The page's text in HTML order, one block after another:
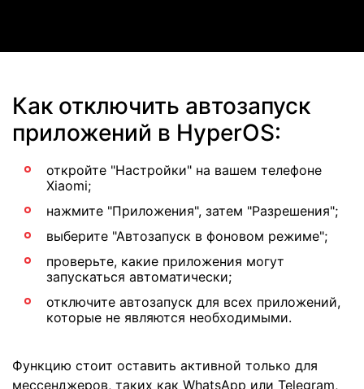
Как отключить автозапуск
приложений в HyperOS:
откройте "Настройки" на вашем телефоне
Xiaomi;
нажмите "Приложения", затем "Разрешения";
выберите "Автозапуск в фоновом режиме";
проверьте, какие приложения могут
запускаться автоматически;
отключите автозапуск для всех приложений,
которые не являются необходимыми.
Функцию стоит оставить активной только для
мессенджеров, таких как WhatsApp или Telegram,